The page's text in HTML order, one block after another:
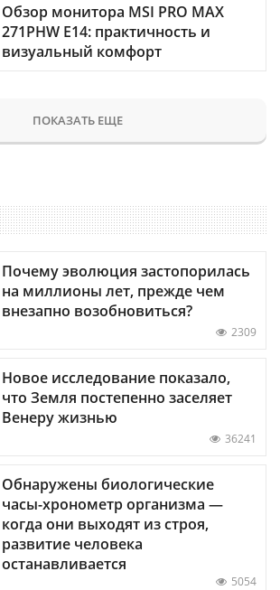
Обзор монитора MSI PRO MAX
271PHW E14: практичность и
визуальный комфорт
ПОКАЗАТЬ ЕЩЕ
Почему эволюция застопорилась
на миллионы лет, прежде чем
внезапно возобновиться?
2309
Новое исследование показало,
что Земля постепенно заселяет
Венеру жизнью
36241
Обнаружены биологические
часы-хронометр организма —
когда они выходят из строя,
развитие человека
останавливается
5054